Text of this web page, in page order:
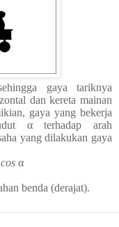
gaya tariknya
dan kereta mainan
gaya yang bekerja
α terhadap arah
yang dilakukan gaya
α
benda (derajat).